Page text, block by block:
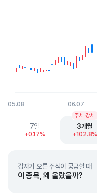
05.08 06.07
End of interactive chart.
7일
+0.17%
3개월
+102.8%
추세 강세
갑자기 오른 주식이 궁금할 때
이 종목, 왜 올랐을까?